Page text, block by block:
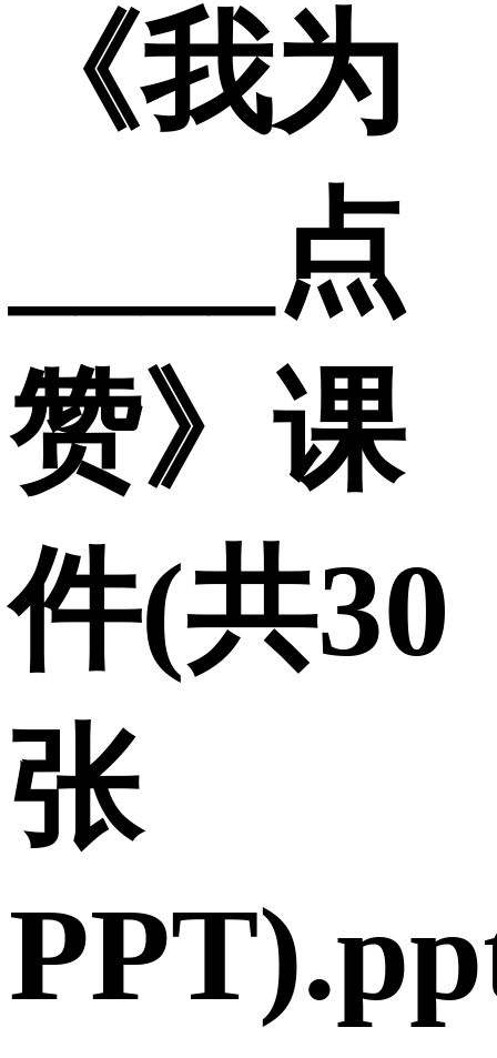
《我为
____点
赞》课
件(共30
张